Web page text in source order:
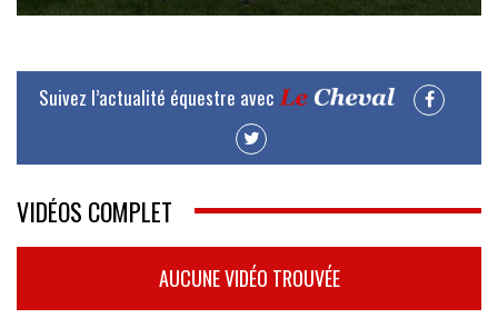
Suivez l’actualité équestre avec
VIDÉOS COMPLET
AUCUNE VIDÉO TROUVÉE